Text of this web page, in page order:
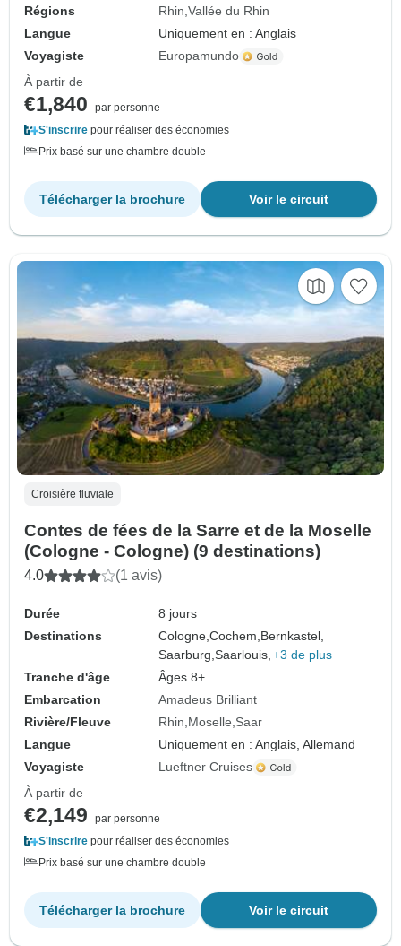
Régions
Rhin Vallée du Rhin
Langue
Uniquement en : Anglais
Voyagiste
Europamundo
À partir de
€1,840
par personne
S'inscrire pour réaliser des économies
Prix basé sur une chambre double
Voir le circuit
Télécharger la brochure
Croisière fluviale
Contes de fées de la Sarre et de la Moselle
(Cologne - Cologne) (9 destinations)
4.0 (1 avis)
Durée
8 jours
Destinations
Cologne,Cochem,Bernkastel,
Saarburg,Saarlouis, +3 de plus
Tranche d'âge
Âges 8+
Embarcation
Amadeus Brilliant
Rivière/Fleuve
Rhin Moselle Saar
Langue
Uniquement en : Anglais, Allemand
Voyagiste
Lueftner Cruises
À partir de
€2,149
par personne
S'inscrire pour réaliser des économies
Prix basé sur une chambre double
Voir le circuit
Télécharger la brochure